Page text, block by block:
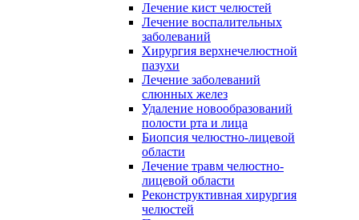
Лечение кист челюстей
Лечение воспалительных
заболеваний
Хирургия верхнечелюстной
пазухи
Лечение заболеваний
слюнных желез
Удаление новообразований
полости рта и лица
Биопсия челюстно-лицевой
области
Лечение травм челюстно-
лицевой области
Реконструктивная хирургия
челюстей